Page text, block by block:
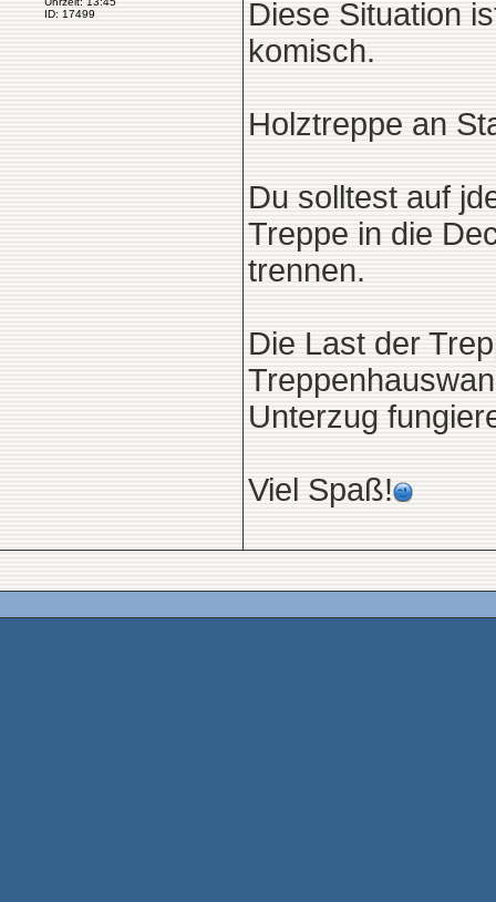
ID: 17499
Diese Situation
komisch.
Holztreppe an
Du solltest auf
Treppe in die
trennen.
Die Last der
Unterzug
Viel Spaß!